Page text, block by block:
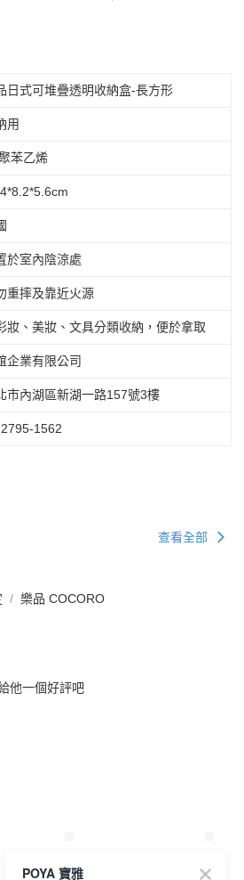
日式可堆疊透明收納盒-長方形
用
苯乙烯
於室內陰涼處
重摔及靠近火源
妝、美妝、文具分類收納，便於拿取
企業有限公司
市內湖區新湖一路157號3樓
1562
查看全部
樂品 COCORO
他一個好評吧
POYA 寶雅